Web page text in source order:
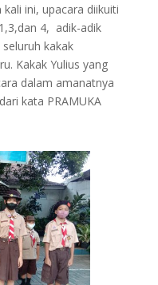
ini, upacara diikuiti
4, adik-adik
kakak
Kakak Yulius yang
dalam amanatnya
kata PRAMUKA